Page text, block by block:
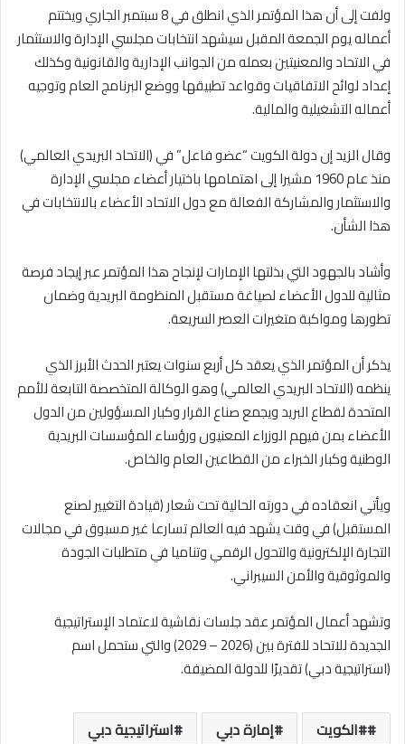
ولفت إلى أن هذا المؤتمر الذي انطلق في 8 سبتمبر الجاري ويختتم
أعماله يوم الجمعة المقبل سيشهد انتخابات مجلسي الإدارة والاستثمار
في الاتحاد والمعنيتين بعمله من الجوانب الإدارية والقانونية وكذلك
إعداد لوائح الاتفاقيات وقواعد تطبيقها ووضع البرنامج العام وتوجيه
أعماله التشغيلية والمالية.
وقال الزيد إن دولة الكويت “عضو فاعل” في (الاتحاد البريدي العالمي)
منذ عام 1960 مشيرا إلى اهتمامها باختيار أعضاء مجلسي الإدارة
والاستثمار والمشاركة الفعالة مع دول الاتحاد الأعضاء بالانتخابات في
هذا الشأن.
وأشاد بالجهود التي بذلتها الإمارات لإنجاح هذا المؤتمر عبر إيجاد فرصة
مثالية للدول الأعضاء لصياغة مستقبل المنظومة البريدية وضمان
تطورها ومواكبة متغيرات العصر السريعة.
يذكر أن المؤتمر الذي يعقد كل أربع سنوات يعتبر الحدث الأبرز الذي
ينظمه (الاتحاد البريدي العالمي) وهو الوكالة المتخصصة التابعة للأمم
المتحدة لقطاع البريد ويجمع صناع القرار وكبار المسؤولين من الدول
الأعضاء بمن فيهم الوزراء المعنيون ورؤساء المؤسسات البريدية
الوطنية وكبار الخبراء من القطاعين العام والخاص.
ويأتي انعقاده في دورته الحالية تحت شعار (قيادة التغيير لصنع
المستقبل) في وقت يشهد فيه العالم تسارعا غير مسبوق في مجالات
التجارة الإلكترونية والتحول الرقمي وتناميا في متطلبات الجودة
والموثوقية والأمن السيبراني.
وتشهد أعمال المؤتمر عقد جلسات نقاشية لاعتماد الإستراتيجية
الجديدة للاتحاد للفترة بين (2026 – 2029) والتي ستحمل اسم
(استراتيجية دبي) تقديرًا للدولة المضيفة.
#الكويت إمارة دبي
استراتيجية دبي